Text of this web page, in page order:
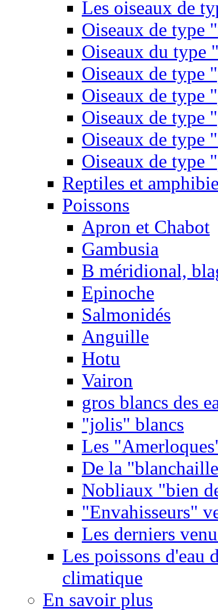
Les oiseaux de
Oiseaux de type
Oiseaux du type
Oiseaux de type
Oiseaux de type
Oiseaux de type
Oiseaux de type
Oiseaux de type
Reptiles et
Poissons
Apron et Chabot
Gambusia
B méridional,
Epinoche
Salmonidés
Anguille
Hotu
Vairon
gros blancs des
"jolis" blancs
Les
De la
Nobliaux "bien
"Envahisseurs"
Les derniers
Les poissons d'eau
climatique
En savoir plus